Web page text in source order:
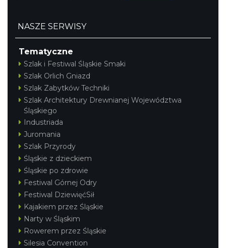
NASZE SERWISY
Tematyczne
Szlak i Festiwal Śląskie Smaki
Szlak Orlich Gniazd
Szlak Zabytków Techniki
Szlak Architektury Drewnianej Województwa
Śląskiego
Industriada
Juromania
Szlak Przyrody
Śląskie z dzieckiem
Śląskie po zdrowie
Festiwal Górnej Odry
Festiwal DziewięćSił
Kajakiem przez Śląskie
Narty w Śląskim
Rowerem przez Śląskie
Silesia Convention